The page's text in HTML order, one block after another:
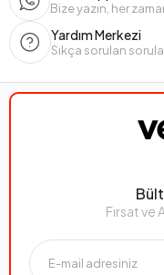
Bize yazın, her
Yardım Merkezi
Sıkça sorulan
Fırsat ve